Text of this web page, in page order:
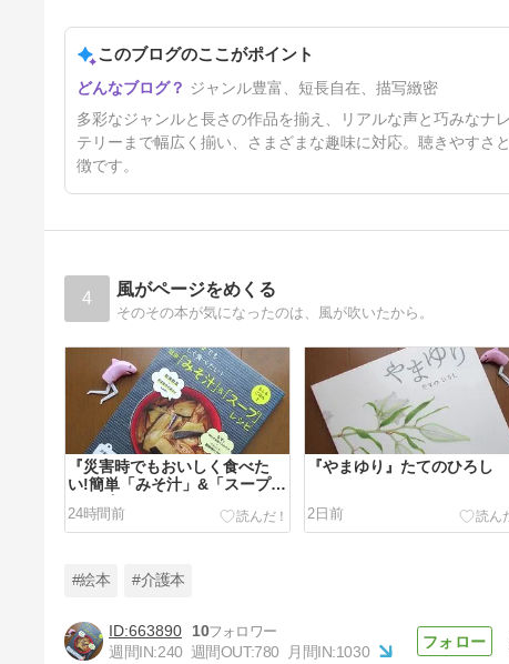
報】お嬢様系底辺ダンジョン配
信者、配信切り忘れに気づかず
同業者をボコってしまう
Audible【口コミレビュー・感
想・評価】
7ヶ月前このブログのここがポイント
ジャンル豊富、短長自在、描写緻密
多彩なジャンルと長さの作品を揃え、リアルな声と巧みなナ
テリーまで幅広く揃い、さまざまな趣味に対応。聴きやす
徴です。
4 風がページをめくる
そのその本が気になったのは、風が吹いたから。
『災害時でもおいしく食べた
い!簡単「みそ汁」&「スープ」
レシピ』
24時間前
『やまゆり』たてのひろし
2日前
#絵本 #介護本
663890
10
週間IN:240 週間OUT:780 月間IN:1030